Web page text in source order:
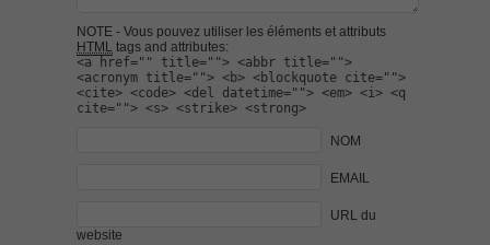
NOTE - Vous pouvez utiliser les éléments et attributs
HTML tags and attributes:
<a href="" title=""> <abbr title="">
<acronym title=""> <b> <blockquote cite="">
<cite> <code> <del datetime=""> <em> <i> <q
cite=""> <s> <strike> <strong>
NOM
EMAIL
URL du
website